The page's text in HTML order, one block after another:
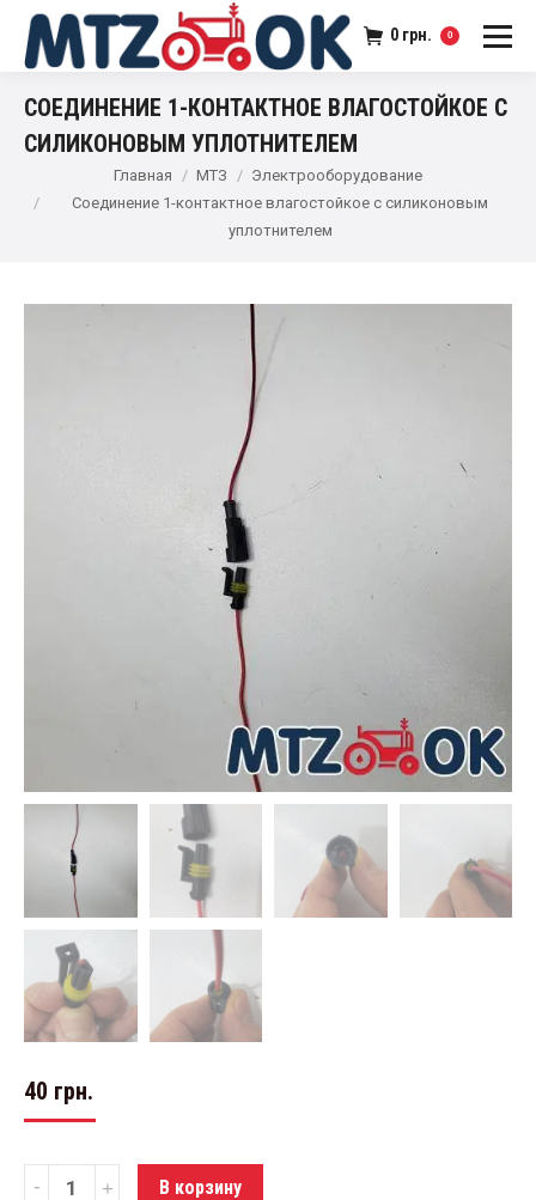
0 грн. 0
СОЕДИНЕНИЕ 1-КОНТАКТНОЕ ВЛАГОСТОЙКОЕ С
СИЛИКОНОВЫМ УПЛОТНИТЕЛЕМ
Главная МТЗ
Электрооборудование
Соединение 1-контактное влагостойкое с силиконовым
уплотнителем
40 грн.
Количество В корзину